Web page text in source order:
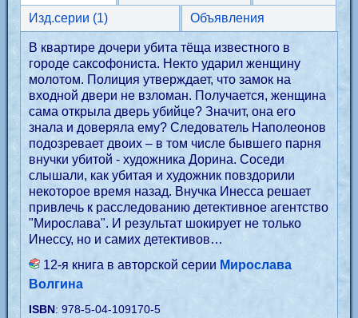
Изд.серии (1)
Объявления
В квартире дочери убита тёща известного в
городе саксофониста. Некто ударил женщину
молотом. Полиция утверждает, что замок на
входной двери не взломан. Получается, женщина
сама открыла дверь убийце? Значит, она его
знала и доверяла ему? Следователь Наполеонов
подозревает двоих – в том числе бывшего парня
внучки убитой - художника Дорина. Соседи
слышали, как убитая и художник повздорили
некоторое время назад. Внучка Инесса решает
привлечь к расследованию детективное агентство
"Мирослава". И результат шокирует не только
Инессу, но и самих детективов…
12-я книга в авторской серии Мирослава
Волгина
ISBN: 978-5-04-109170-5